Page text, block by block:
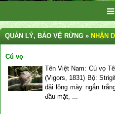
QUẢN LÝ, BẢO VỆ RỪNG » NHẬN
Cú vọ
Tên Việt Nam: Cú vọ
(Vigors, 1831) Bộ:
dải lông mày ngắn
đầu mặt, ...